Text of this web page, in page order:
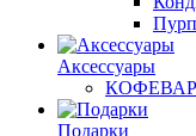
Аксессуары
Подарки